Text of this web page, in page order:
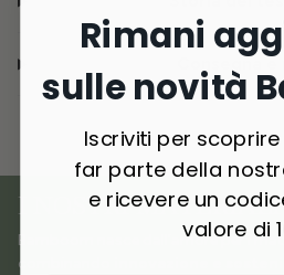
I NOSTRI MATERIALI
Bamboom nasce dall’amore per i
combinando
Rimani
sulle novità
Iscriviti per
far parte della
e ricevere un
valore di